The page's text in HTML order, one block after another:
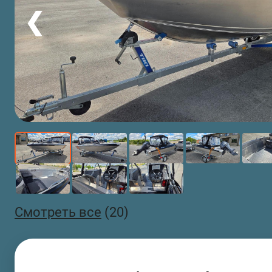
❮
Смотреть все (20)